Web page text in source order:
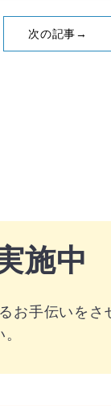
次の記事→
施中
お手伝いをさ